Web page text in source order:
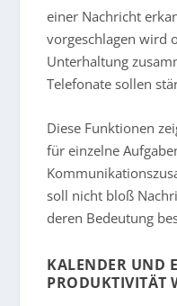
einer Nachricht
vorgeschlagen wird
Unterhaltung
Telefonate sollen
Diese Funktionen
für einzelne
soll nicht bloß
deren Bedeutung
KALENDER UND
PRODUKTIVITÄT